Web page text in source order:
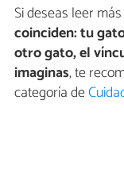
Si deseas leer
coinciden: tu
otro gato, el
imaginas, te
categoría de